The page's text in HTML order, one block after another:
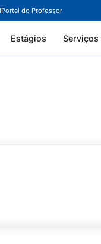
Portal do Professor
Estágios Serviços